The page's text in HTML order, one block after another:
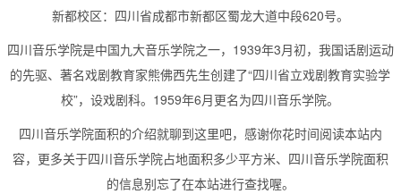
新都校区：四川省成都市新都区蜀龙大道中段620号。
四川音乐学院是中国九大音乐学院之一，1939年3月初，我国话剧运动
的先驱、著名戏剧教育家熊佛西先生创建了“四川省立戏剧教育实验学
校”，设戏剧科。1959年6月更名为四川音乐学院。
四川音乐学院面积的介绍就聊到这里吧，感谢你花时间阅读本站内
容，更多关于四川音乐学院占地面积多少平方米、四川音乐学院面积
的信息别忘了在本站进行查找喔。